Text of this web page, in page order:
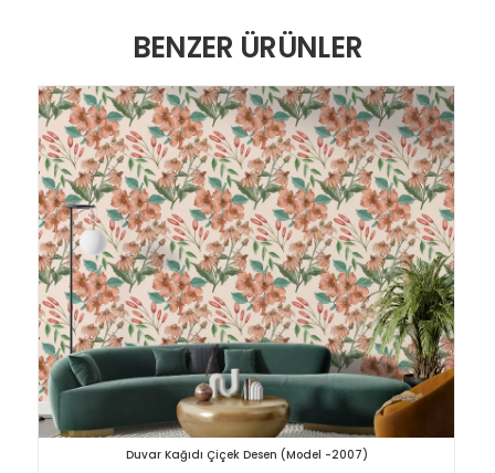
BENZER ÜRÜNLER
Duvar Kağıdı Çiçek Desen (Model -2007)